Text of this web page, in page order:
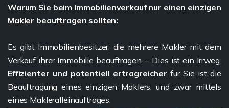
Warum Sie beim Immobilienverkauf nur einen einzigen
Makler beauftragen sollten:
Es gibt Immobilienbesitzer, die mehrere Makler mit dem
Verkauf ihrer Immobilie beauftragen. – Dies ist ein Irrweg.
Effizienter und potentiell ertragreicher für Sie ist die
Beauftragung eines einzigen Maklers, und zwar mittels
eines Makleralleinauftrages.